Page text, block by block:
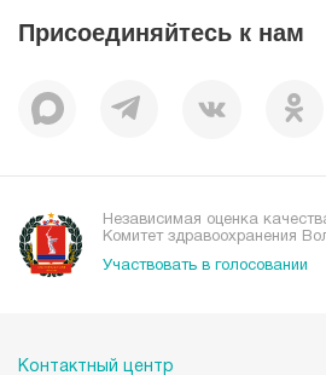
Пациентам
Присоединяйтесь к нам
Независимая оценка
Комитет здравоохранения
Участвовать в голосовании
Контактный центр